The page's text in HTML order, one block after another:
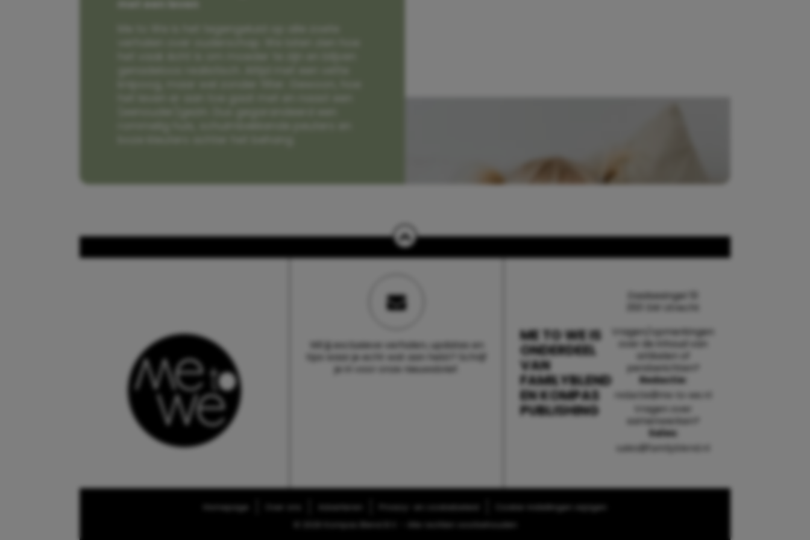
met een leven
Wil jij exclusieve verhalen, updates en
tips waar je echt wat aan hebt? Schrijf
je in voor onze nieuwsbrief.
ME TO WE IS
ONDERDEEL
VAN
FAMILYBLEND
EN KOMPAS
PUBLISHING
Daalsesingel 51
3511 SW Utrecht
Vragen/opmerkingen
over de inhoud van
artikelen of
persberichten?
Redactie:
redactie@me-to-we.nl
Vragen over
samenwerken?
Sales:
sales@familyblend.nl
Homepage
Cookie-instellingen wijzigen